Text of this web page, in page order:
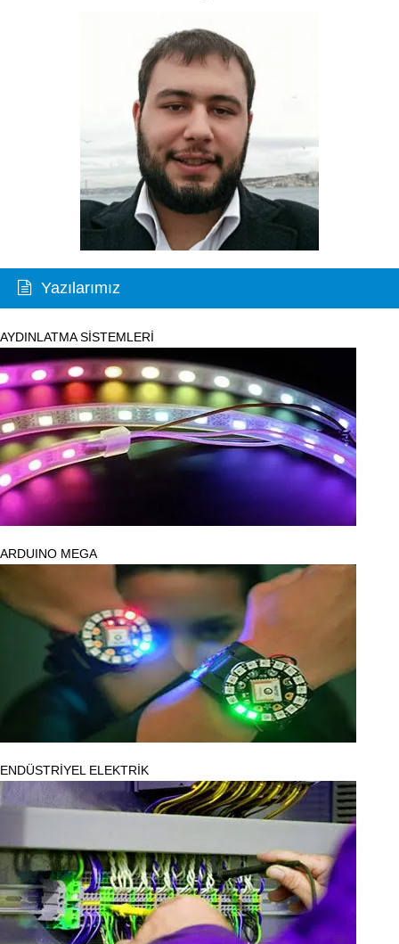
Yazılarımız
AYDINLATMA SİSTEMLERİ
ARDUINO MEGA
ENDÜSTRİYEL ELEKTRİK